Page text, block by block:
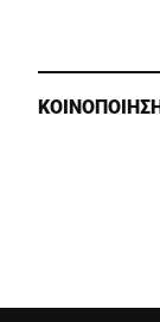
Τηλέφωνο *